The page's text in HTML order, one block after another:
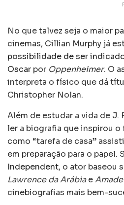
No que talvez seja o maior
cinemas, Cillian Murphy já
possibilidade de ser
Oscar por Oppenheimer. O
interpreta o físico que dá
Christopher Nolan.
Além de estudar a vida de J.
ler a biografia que inspirou o
como “tarefa de casa”
em preparação para o papel.
Independent, o ator baseou
Lawrence da Arábiae
cinebiografias mais bem-